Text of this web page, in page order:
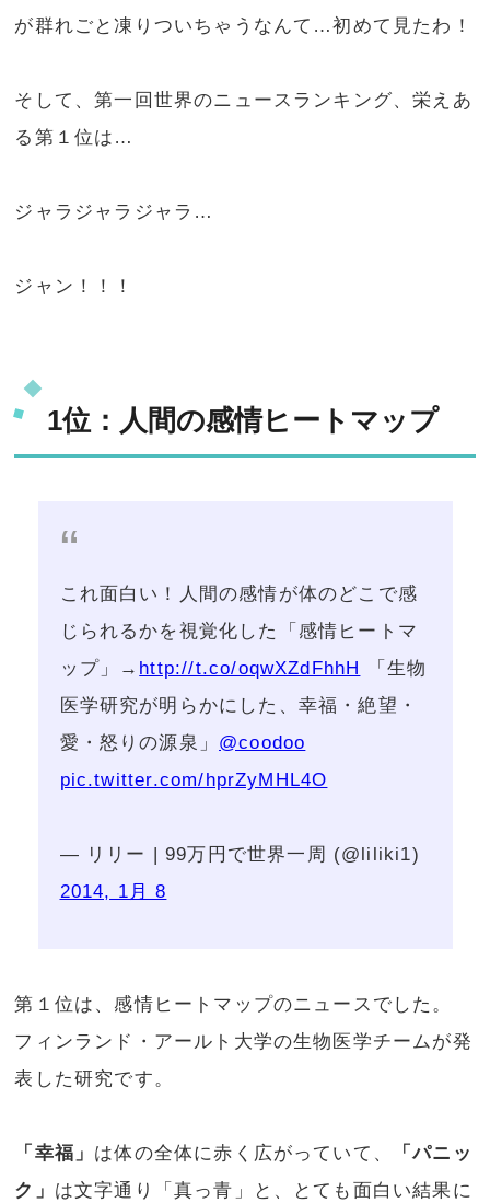
が群れごと凍りついちゃうなんて…初めて見たわ！
そして、第一回世界のニュースランキング、栄えあ
る第１位は…
ジャラジャラジャラ…
ジャン！！！
1位：人間の感情ヒートマップ
これ面白い！人間の感情が体のどこで感
じられるかを視覚化した「感情ヒートマ
ップ」→ http://t.co/oqwXZdFhhH
「生物
医学研究が明らかにした、幸福・絶望・
愛・怒りの源泉」 @coodoo
pic.twitter.com/hprZyMHL4O
— リリー | 99万円で世界一周 (@liliki1)
2014, 1月 8
第１位は、感情ヒートマップのニュースでした。
フィンランド・アールト大学の生物医学チームが発
表した研究です。
「幸福」 は体の全体に赤く広がっていて、
「パニッ
ク」 は文字通り「真っ青」と、とても面白い結果に